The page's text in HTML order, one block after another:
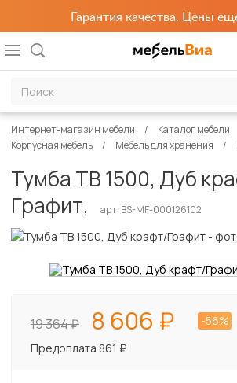
Гарантия качества. Цены
Интернет-магазин мебели
Каталог мебели
Корпусная мебель
Мебель для хранения
Тумба ТВ 1500, Дуб
Графит,
арт. BS-MF-000126102
19 364 8 606
-56%
Предоплата 861 ₽